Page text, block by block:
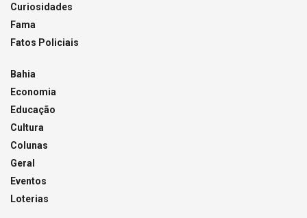
Curiosidades
Fama
Fatos Policiais
Bahia
Economia
Educação
Cultura
Colunas
Geral
Eventos
Loterias